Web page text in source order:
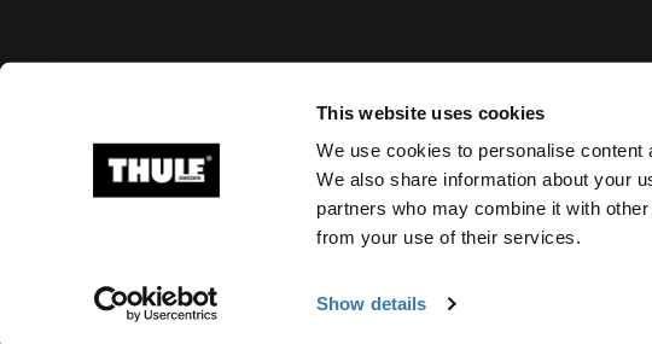
This website uses cookies
We use cookies to personalise
We also share information about your
partners who may combine it with
from your use of their services.
Show details
Ⓒ 2026 Thule Group Tutti i diritti riservati